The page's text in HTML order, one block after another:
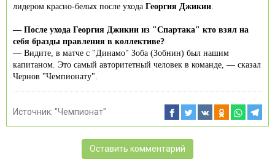
лидером красно-белых после ухода Георгия Джикии
— После ухода Георгия Джикии из "Спартака" кто взял на
себя бразды правления в коллективе?
— Видите, в матче с "Динамо" Зоба (Зобнин) был нашим
капитаном. Это самый авторитетный человек в команде, — сказал
Чернов "Чемпионату".
Источник: "Чемпионат"
Оставить комментарий